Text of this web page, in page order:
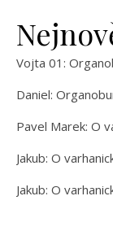
Vojta 01 :
Daniel:
Pavel Marek: O
Jakub: O
Jakub: O